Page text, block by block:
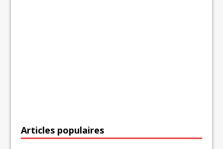
Articles populaires